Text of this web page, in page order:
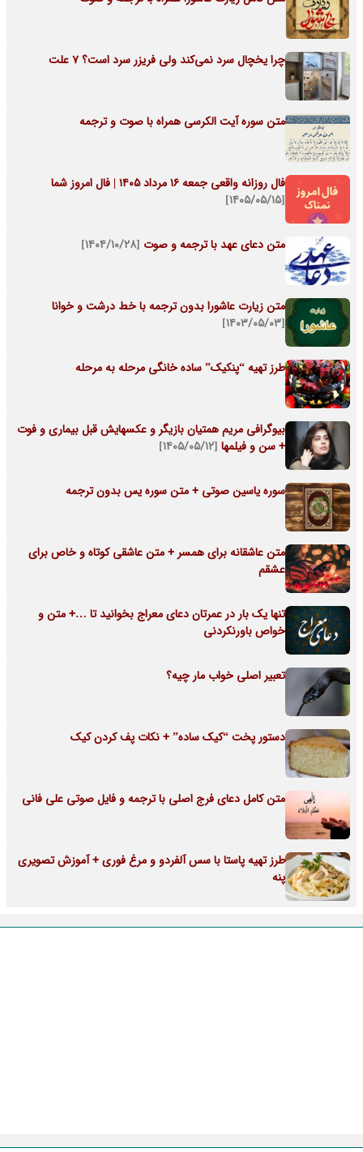
چرا یخچال سرد نمی‌کند ولی فریزر سرد است؟ 7 علت
متن سوره آیت الکرسی همراه با صوت و ترجمه
فال روزانه واقعی جمعه ۱۶ مرداد ۱۴۰۵ | فال امروز شما
[۱۴۰۵/۰۵/۱۵]
متن دعای عهد با ترجمه و صوت [۱۴۰۴/۱۰/۲۸]
متن زیارت عاشورا بدون ترجمه با خط درشت و خوانا
[۱۴۰۳/۰۵/۰۳]
طرز تهیه “پنکیک” ساده خانگی مرحله به مرحله
بیوگرافی مریم همتیان بازیگر و عکسهایش قبل بیماری و فوت
+ سن و فیلمها [۱۴۰۵/۰۵/۱۲]
سوره یاسین صوتی + متن سوره یس بدون ترجمه
متن عاشقانه برای همسر + متن عاشقی کوتاه و خاص برای
عشقم
تنها یک بار در عمرتان دعای معراج بخوانید تا …+ متن و
خواص باورنکردنی
تعبیر اصلی خواب مار چیه؟
دستور پخت “کیک ساده” + نکات پف کردن کیک
متن کامل دعای فرج اصلی با ترجمه و فایل صوتی علی فانی
طرز تهیه پاستا با سس آلفردو و مرغ فوری + آموزش تصویری
پنه